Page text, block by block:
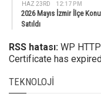
HAZ 23RD 12:17 PM
2026 Mayıs İzmir İlçe
Satıldı
RSS hatası: WP
Certificate has
TEKNOLOJI